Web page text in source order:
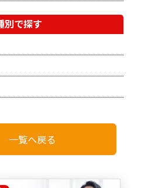
別で探す
一覧へ戻る